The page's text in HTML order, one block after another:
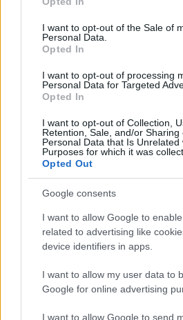
use your data for below specified
consent section.
I want to opt-out of the Sale of
Personal Data.
Opted In
I want to opt-out of processing
Personal Data for Targeted
Opted In
I want to opt-out of Collection,
Retention, Sale, and/or Sharing
Personal Data that Is Unrelated
Purposes for which it was
Opted Out
Google consents
I want to allow Google to
related to advertising like
device identifiers in apps.
I want to allow my user data to
Google for online advertising
I want to allow Google to send
Amikor ilyen szövegeket
gondolok, hogy ha egyetlen
mondani a szerző erre, akkor
és talán közelebb kerülnénk
Mikor tekintettek a liberálisok
provincializmusként a témára?
hogy miről beszélsz.
volankombi
16 éve
@Zoltanius: Örvendetes tény,
kezedbe Magyar Narancsot,
ésatöbbi.
@piefke: olvasgatom,
Trebits